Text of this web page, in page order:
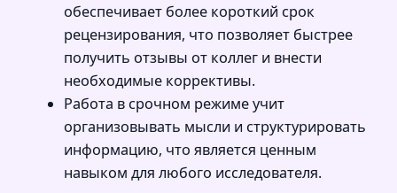
обеспечивает более короткий срок
рецензирования, что позволяет быстрее
получить отзывы от коллег и внести
необходимые коррективы.
Работа в срочном режиме учит
организовывать мысли и структурировать
информацию, что является ценным
навыком для любого исследователя.